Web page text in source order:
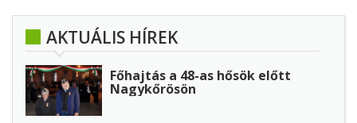
AKTUÁLIS HÍREK
Főhajtás a 48-as hősök előtt
Nagykőrösön